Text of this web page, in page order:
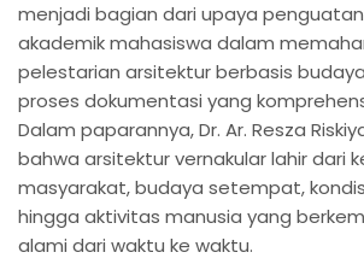
menjadi bagian dari upaya
akademik mahasiswa dalam
pelestarian arsitektur berbasis
proses dokumentasi yang
Dalam paparannya, Dr. Ar. Resza
bahwa arsitektur vernakular lahir dari
masyarakat, budaya setempat,
hingga aktivitas manusia yang
alami dari waktu ke waktu.